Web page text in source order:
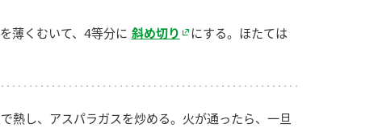
薄くむいて、4等分に 斜め切り
にする。ほたては
熱し、アスパラガスを炒める。火が通ったら、一旦